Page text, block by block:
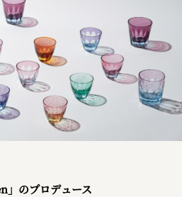
のプロデュース